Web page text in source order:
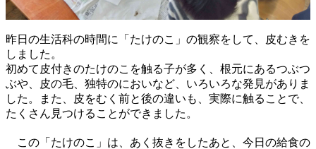
昨日の生活科の時間に「たけのこ」の観察をして、皮むきを
しました。
初めて皮付きのたけのこを触る子が多く、根元にあるつぶつ
ぶや、皮の毛、独特のにおいなど、いろいろな発見がありま
した。また、皮をむく前と後の違いも、実際に触ることで、
たくさん見つけることができました。
この「たけのこ」は、あく抜きをしたあと、今日の給食の